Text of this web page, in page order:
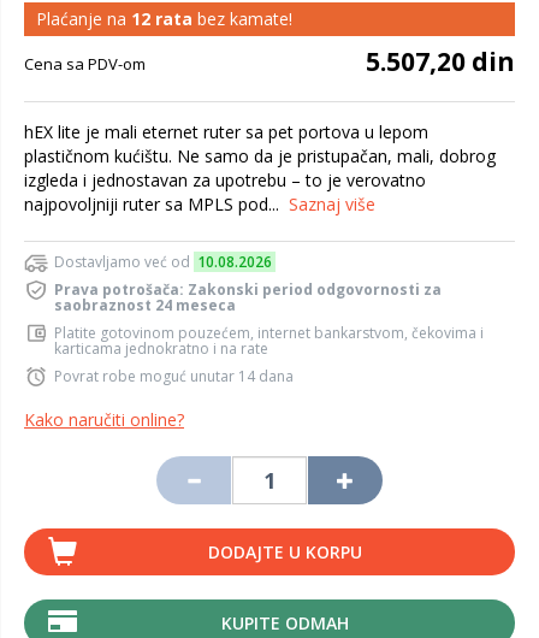
Plaćanje na 12 rata bez kamate!
Cena sa PDV-om 5.507,20 din
hEX lite je mali eternet ruter sa pet portova u lepom
plastičnom kućištu. Ne samo da je pristupačan, mali, dobrog
izgleda i jednostavan za upotrebu – to je verovatno
najpovoljniji ruter sa MPLS pod... Saznaj više
Dostavljamo već od 10.08.2026
Prava potrošača: Zakonski period odgovornosti za
saobraznost 24 meseca
Platite gotovinom pouzećem, internet bankarstvom, čekovima i
karticama jednokratno i na rate
Povrat robe moguć unutar 14 dana
Kako naručiti online?
DODAJTE U KORPU
KUPITE ODMAH